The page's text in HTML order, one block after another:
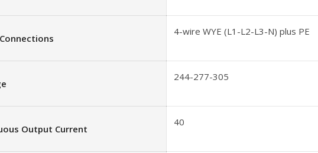
4-wire WYE (L1-L2-L3-N) plus PE
244-277-305
Output Current
40